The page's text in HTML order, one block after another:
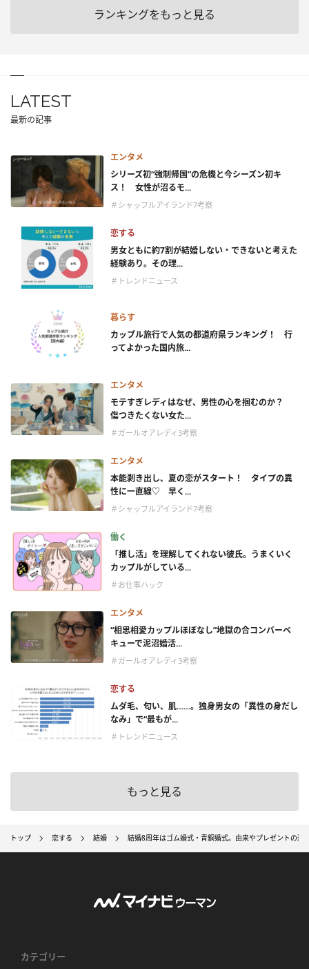
ランキングをもっと見る
LATEST
最新の記事
エンタメ
シリーズ初“強制帰国”の危機と今シーズン初キ
ス！ 女性が沼るモ...
＃シャッフルアイランド7考察
恋する
男女ともに約7割が結婚しない・できないと考えた
経験あり。その理...
＃トレンドニュース
暮らす
カップル旅行で人気の都道府県ランキング！ 行
ってよかった国内旅...
エンタメ
モテすぎレディはなぜ、男性の心を掴むのか？
傷つきたくない女た...
＃ガールオアレディ3考察
エンタメ
本能剥き出し、夏の恋がスタート！ タイプの異
性に一直線♡ 早く...
＃シャッフルアイランド7考察
働く
「推し活」を理解してくれない彼氏。うまくいく
カップルがしている...
＃お仕事ハック
エンタメ
“相思相愛カップルほぼなし”地獄の合コンバーベ
キューで泥沼婚活...
＃ガールオアレディ3考察
恋する
ムダ毛、匂い、肌……。独身男女の「異性の身だし
なみ」で“最もが...
＃トレンドニュース
もっと見る
トップ 恋する 結婚 結婚8周年はゴム婚式・青銅婚式。由来やプレゼントの選
カテゴリー